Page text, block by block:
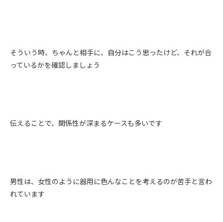
そういう時、ちゃんと相手に、自分はこう思ったけど、それが合
っているかを確認しましょう
伝えることで、関係性が深まるケースも多いです
男性は、女性のように器用に色んなことを考えるのが苦手と言わ
れています